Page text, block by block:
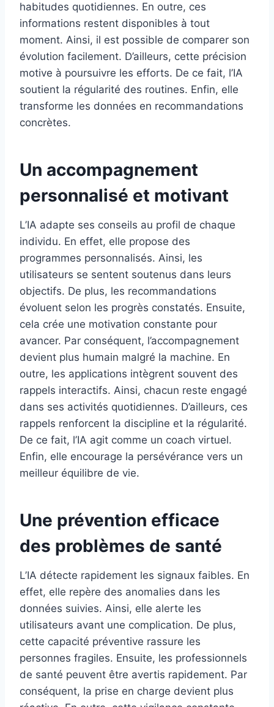
habitudes quotidiennes. En outre, ces
informations restent disponibles à tout
moment. Ainsi, il est possible de comparer son
évolution facilement. D’ailleurs, cette précision
motive à poursuivre les efforts. De ce fait, l’IA
soutient la régularité des routines. Enfin, elle
transforme les données en recommandations
concrètes.
Un accompagnement
personnalisé et motivant
L’IA adapte ses conseils au profil de chaque
individu. En effet, elle propose des
programmes personnalisés. Ainsi, les
utilisateurs se sentent soutenus dans leurs
objectifs. De plus, les recommandations
évoluent selon les progrès constatés. Ensuite,
cela crée une motivation constante pour
avancer. Par conséquent, l’accompagnement
devient plus humain malgré la machine. En
outre, les applications intègrent souvent des
rappels interactifs. Ainsi, chacun reste engagé
dans ses activités quotidiennes. D’ailleurs, ces
rappels renforcent la discipline et la régularité.
De ce fait, l’IA agit comme un coach virtuel.
Enfin, elle encourage la persévérance vers un
meilleur équilibre de vie.
Une prévention efficace
des problèmes de santé
L’IA détecte rapidement les signaux faibles. En
effet, elle repère des anomalies dans les
données suivies. Ainsi, elle alerte les
utilisateurs avant une complication. De plus,
cette capacité préventive rassure les
personnes fragiles. Ensuite, les professionnels
de santé peuvent être avertis rapidement. Par
conséquent, la prise en charge devient plus